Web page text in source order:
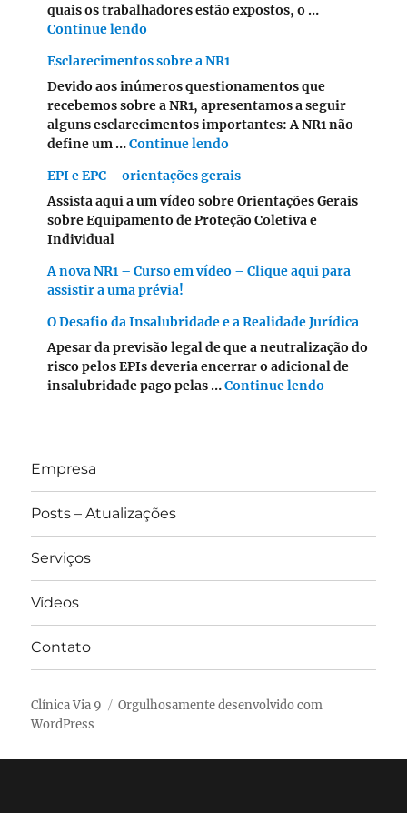
quais os trabalhadores estão expostos, o …
Continue lendo"LTCAT e Laudo de Insalubridade"
Esclarecimentos sobre a NR1
Devido aos inúmeros questionamentos que
recebemos sobre a NR1, apresentamos a seguir
alguns esclarecimentos importantes: A NR1 não
define um …Continue lendo"Esclarecimentos sobre a
EPI e EPC – orientações gerais
Assista aqui a um vídeo sobre Orientações Gerais
sobre Equipamento de Proteção Coletiva e
Individual
A nova NR1 – Curso em vídeo – Clique aqui para
assistir a uma prévia!
O Desafio da Insalubridade e a Realidade Jurídica
Apesar da previsão legal de que a neutralização do
risco pelos EPIs deveria encerrar o adicional de
insalubridade pago pelas …Continue lendo"O Desafio
Empresa
Posts – Atualizações
Serviços
Vídeos
Contato
Clínica Via 9
Orgulhosamente desenvolvido com
WordPress